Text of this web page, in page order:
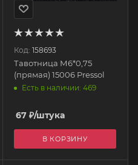
Код: 158693
Тавотница М6*0,75
(прямая) 15006 Pressol
Есть в наличии: 469
67₽/штука
В КОРЗИНУ